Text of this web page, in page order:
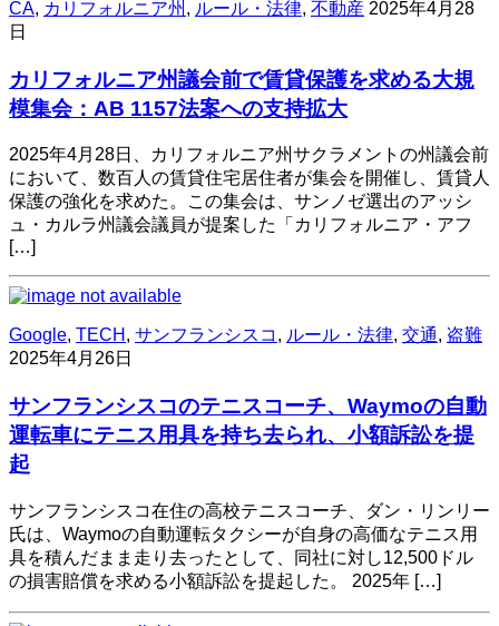
CA, カリフォルニア州 , ルール・法律, 不動産 2025年4月28
日
カリフォルニア州議会前で賃貸保護を求める大規
模集会：AB 1157法案への支持拡大
2025年4月28日、カリフォルニア州サクラメントの州議会前
において、数百人の賃貸住宅居住者が集会を開催し、賃貸人
保護の強化を求めた。​この集会は、サンノゼ選出のアッシ
ュ・カルラ州議会議員が提案した「カリフォルニア・アフ
[…]
Google, TECH , サンフランシスコ , ルール・法律, 交通, 盗難
2025年4月26日
サンフランシスコのテニスコーチ、Waymoの自動
運転車にテニス用具を持ち去られ、小額訴訟を提
起​
サンフランシスコ在住の高校テニスコーチ、ダン・リンリー
氏は、Waymoの自動運転タクシーが自身の高価なテニス用
具を積んだまま走り去ったとして、同社に対し12,500ドル
の損害賠償を求める小額訴訟を提起した。​ 2025年 […]